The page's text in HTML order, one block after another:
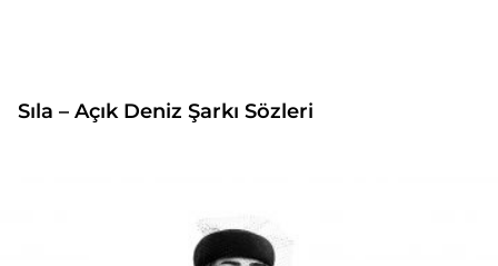
Sıla – Açık Deniz Şarkı Sözleri